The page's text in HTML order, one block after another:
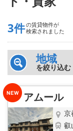
書類DL & 入居者
家族で住むなら
一人暮らしの物
ペット相談OKの賃
特選物件
3件の賃貸物件が
検索されました
地域
を絞り込む
アムール
京
叡